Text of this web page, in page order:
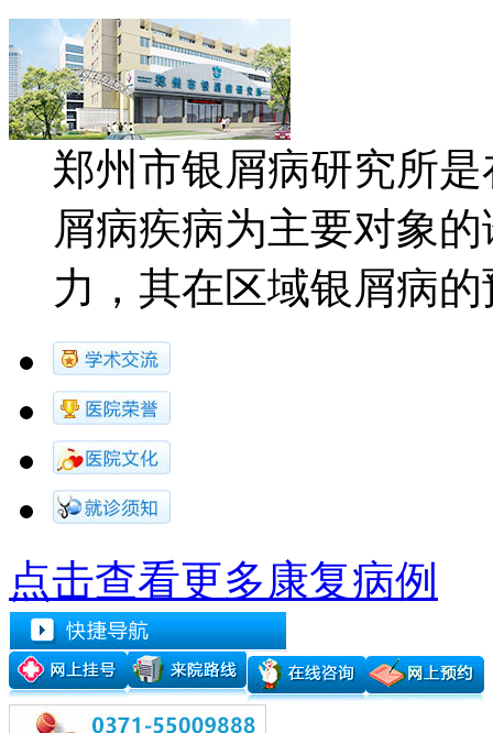
郑州市银屑病研究所
屑病疾病为主要对象
力，其在区域银屑病的
点击查看更多康复病例